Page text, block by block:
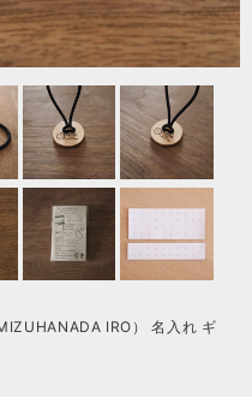
IRO） 名入れ ギ